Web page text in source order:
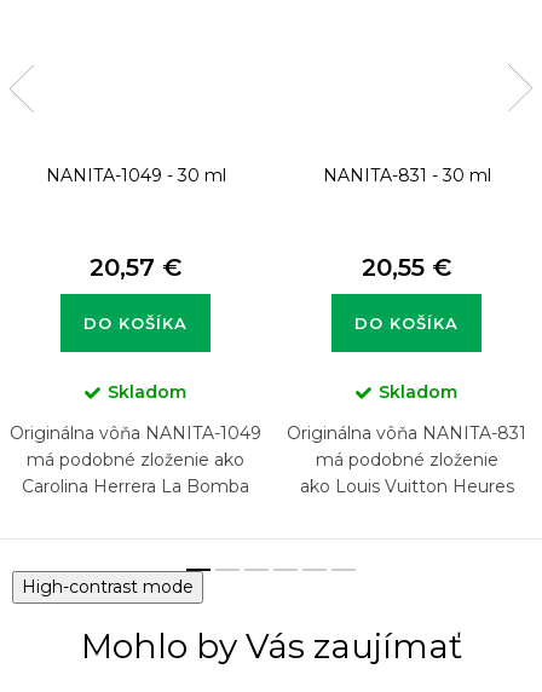
NANITA-1049 - 30 ml
20,57 €
DO KOŠÍKA
Skladom
Originálna vôňa NANITA-1049
má podobné zloženie ako
Carolina Herrera La Bomba
NANITA-831 - 30 ml
20,55 €
DO KOŠÍKA
Skladom
Originálna vôňa NANITA-831
má podobné zloženie
ako Louis Vuitton Heures
High-contrast mode
Mohlo by Vás zaujímať